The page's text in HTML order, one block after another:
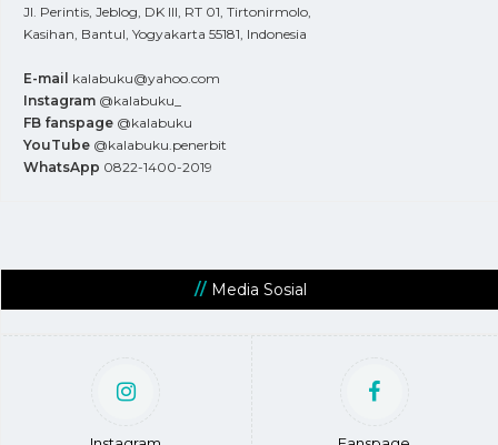
Jl. Perintis, Jeblog, DK III, RT 01, Tirtonirmolo,
Kasihan, Bantul, Yogyakarta 55181, Indonesia
E-mail kalabuku@yahoo.com
Instagram @kalabuku_
FB fanspage @kalabuku
YouTube @kalabuku.penerbit
WhatsApp 0822-1400-2019
Media Sosial